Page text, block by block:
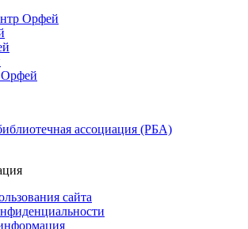
Орфей
ассоциация (РБА)
сайта